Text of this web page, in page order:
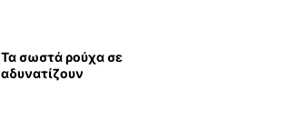
Τα σωστά ρούχα σε
αδυνατίζουν